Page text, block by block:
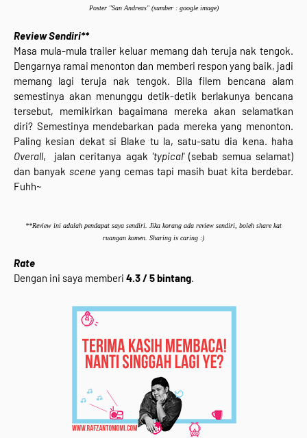
Poster "San Andreas" (sumber : google image)
Review Sendiri**
Masa mula-mula trailer keluar memang dah teruja nak tengok.
Dengarnya ramai menonton dan memberi respon yang baik, jadi
memang lagi teruja nak tengok. Bila filem bencana alam
semestinya akan menunggu detik-detik berlakunya bencana
tersebut, memikirkan bagaimana mereka akan selamatkan
diri? Semestinya mendebarkan pada mereka yang menonton.
Paling kesian dekat si Blake tu la, satu-satu dia kena. haha
Overall, jalan ceritanya agak 'typical'(sebab semua selamat)
dan banyak scene yang cemas tapi masih buat kita berdebar.
Fuhh~
**Review ini adalah pendapat saya sendiri. Jika korang ada review sendiri, boleh share kat
ruangan komen. Sharing is caring :)
Rate
Dengan ini saya memberi 4.3 / 5 bintang.